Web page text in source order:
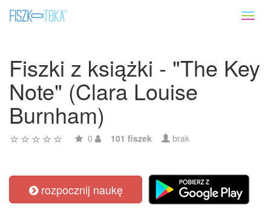
Fiszki z książki - "The Key
Note" (Clara Louise
Burnham)
0 101 fiszek brak
rozpocznij naukę